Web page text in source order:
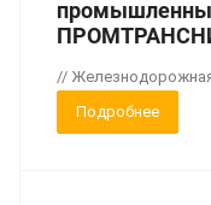
//
Подробнее